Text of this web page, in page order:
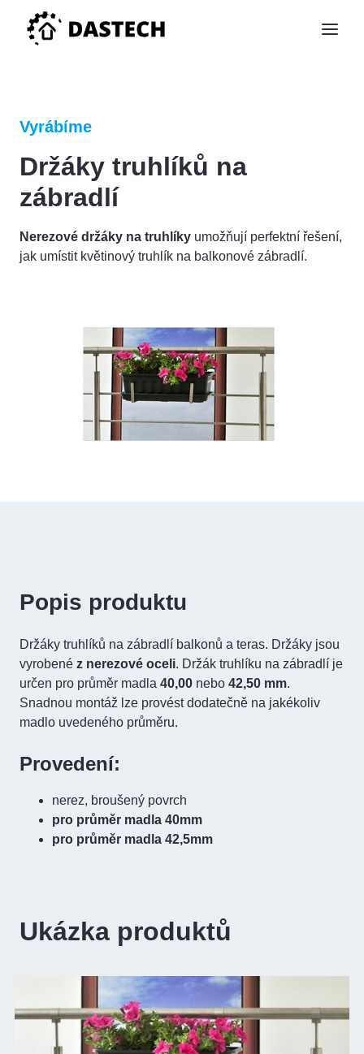
Vyrábíme
Držáky truhlíků na
zábradlí
Nerezové držáky na truhlíky umožňují perfektní řešení,
jak umístit květinový truhlík na balkonové zábradlí.
Popis produktu
Držáky truhlíků na zábradlí balkonů a teras. Držáky jsou
vyrobené z nerezové oceli. Držák truhlíku na zábradlí je
určen pro průměr madla 40,00 nebo 42,50 mm.
Snadnou montáž lze provést dodatečně na jakékoliv
madlo uvedeného průměru.
Provedení:
nerez, broušený povrch
pro průměr madla 40mm
pro průměr madla 42,5mm
Ukázka produktů